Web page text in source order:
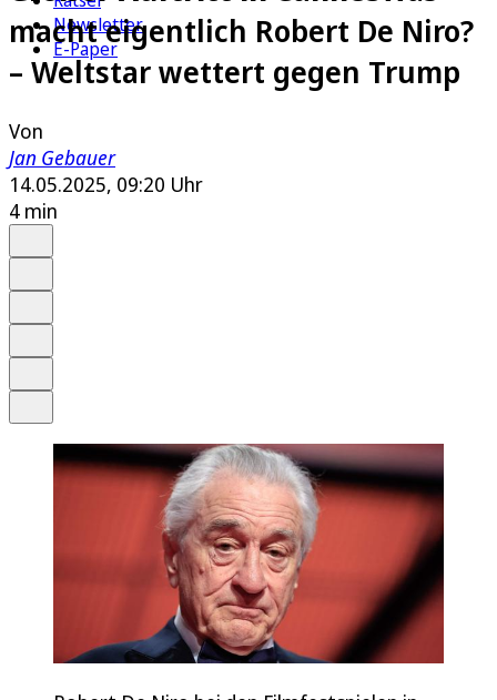
Newsletter
E-Paper
macht eigentlich Robert De Niro?
– Weltstar wettert gegen Trump
Von
Jan Gebauer
14.05.2025, 09:20 Uhr
4 min